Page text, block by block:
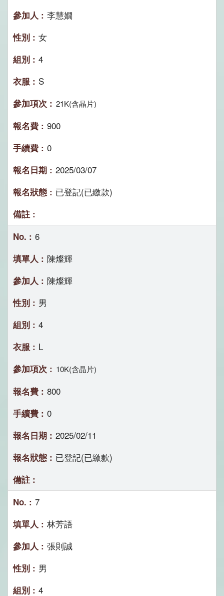
李慧嫺
女
4
S
21K(含晶片)
900
0
2025/03/07
已登記(已繳款)
6
陳燦輝
陳燦輝
男
4
L
10K(含晶片)
800
0
2025/02/11
已登記(已繳款)
7
林芳語
張則誠
男
4